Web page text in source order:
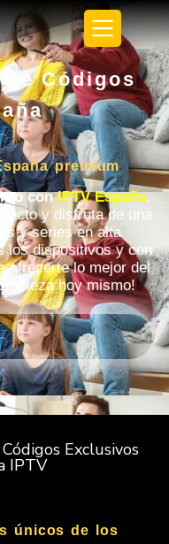
Códigos
premium
conIPTV España.
y disfruta de una
y series en alta
los dispositivos y con
ofrecerte lo mejor del
hoy mismo!
Exclusivos
IPTV
únicos de los